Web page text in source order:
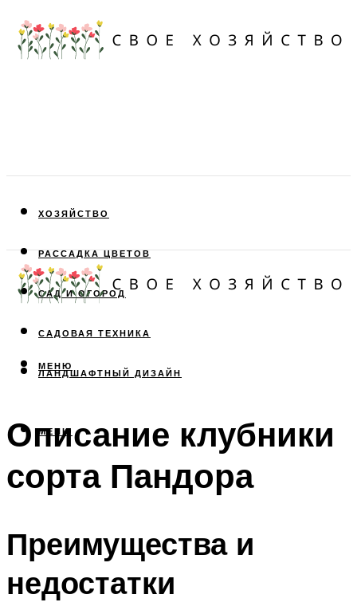
ХОЗЯЙСТВО
РАССАДКА ЦВЕТОВ
САД И ОГОРОД
САДОВАЯ ТЕХНИКА
ЛАНДШАФТНЫЙ ДИЗАЙН
МЕНЮ
МЕНЮ
Описание клубники
сорта Пандора
Преимущества и
недостатки